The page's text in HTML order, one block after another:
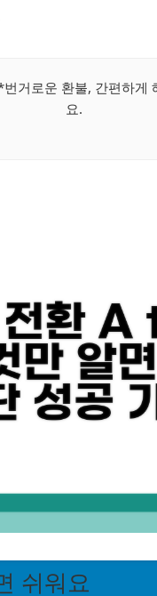
거로운 환불, 간편하게
요.
쉬워요